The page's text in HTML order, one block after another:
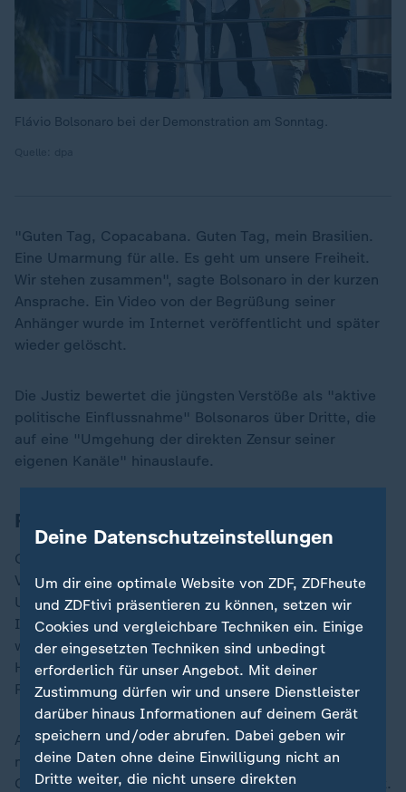
Flávio Bolsonaro bei der Demonstration am Sonntag.
"Guten Tag, Copacabana. Guten Tag, mein Brasilien.
Eine Umarmung für alle. Es geht um unsere Freiheit.
Wir stehen zusammen", sagte Bolsonaro in der kurzen
Ansprache. Ein Video von der Begrüßung seiner
Anhänger wurde im Internet veröffentlicht und später
wieder gelöscht.
Die Justiz bewertet die jüngsten Verstöße als "aktive
politische Einflussnahme" Bolsonaros über Dritte, die
auf eine "Umgehung der direkten Zensur seiner
eigenen Kanäle" hinauslaufe.
Rückendeckung von Donald Trump
Gegen Bolsonaro läuft ein Verfahren wegen des
Vorwurfs, nach seiner Wahlniederlage 2022 einen
Umsturz gegen die Regierung seines Nachfolgers Luiz
Inácio Lula da Silva geplant zu haben. Laut Anklage
war Bolsonaro Hauptakteur "der gravierendsten
Handlungen zur Zerstörung der demokratischen
Rechtsordnung".
Am 8. Januar 2023 hatten Anhänger Bolsonaros kurz
nach Lulas Amtsantritt den Kongress, das Oberste
Gericht und den Präsidentenpalast in Brasília gestürmt.
Deine Datenschutzeinstellungen
Um dir eine optimale Website von ZDF, ZDFheute
und ZDFtivi präsentieren zu können, setzen wir
Cookies und vergleichbare Techniken ein. Einige
der eingesetzten Techniken sind unbedingt
erforderlich für unser Angebot. Mit deiner
Zustimmung dürfen wir und unsere Dienstleister
darüber hinaus Informationen auf deinem Gerät
speichern und/oder abrufen. Dabei geben wir
deine Daten ohne deine Einwilligung nicht an
Dritte weiter, die nicht unsere direkten